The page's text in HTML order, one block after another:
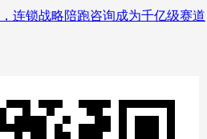
连锁战略陪跑咨询成为千亿级赛道